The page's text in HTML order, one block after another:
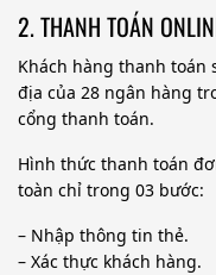
2. THANH TOÁN
Khách hàng thanh toán
địa của 28 ngân hàng
cổng thanh toán.
Hình thức thanh toán
toàn chỉ trong 03 bước:
– Nhập thông tin thẻ.
– Xác thực khách hàng.